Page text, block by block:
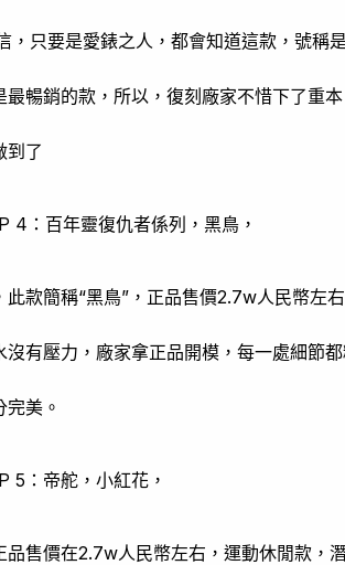
，只要是愛錶之人，都會知道這款，號稱
最暢銷的款，所以，復刻廠家不惜下了重
到了
4：百年靈復仇者係列，黑鳥，
此款簡稱“黑鳥”，正品售價2.7w人民幣左
沒有壓力，廠家拿正品開模，每一處細節
美。
5：帝舵，小紅花，
品售價在2.7w人民幣左右，運動休閒款，